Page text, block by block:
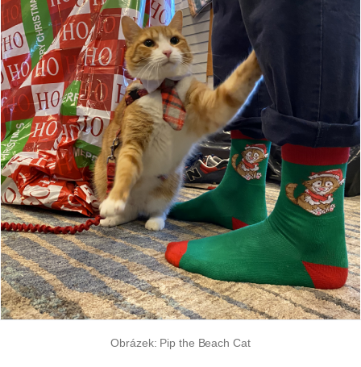
Obrázek: Pip the Beach Cat